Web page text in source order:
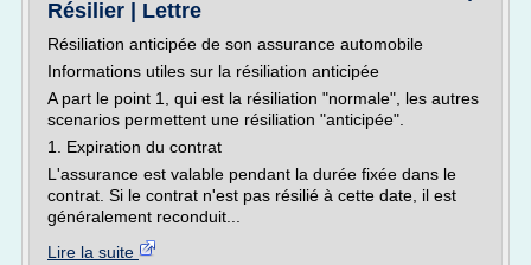
Résilier | Lettre
Résiliation anticipée de son assurance automobile
Informations utiles sur la résiliation anticipée
A part le point 1, qui est la résiliation "normale", les autres
scenarios permettent une résiliation "anticipée".
1. Expiration du contrat
L'assurance est valable pendant la durée fixée dans le
contrat. Si le contrat n'est pas résilié à cette date, il est
généralement reconduit...
Lire la suite